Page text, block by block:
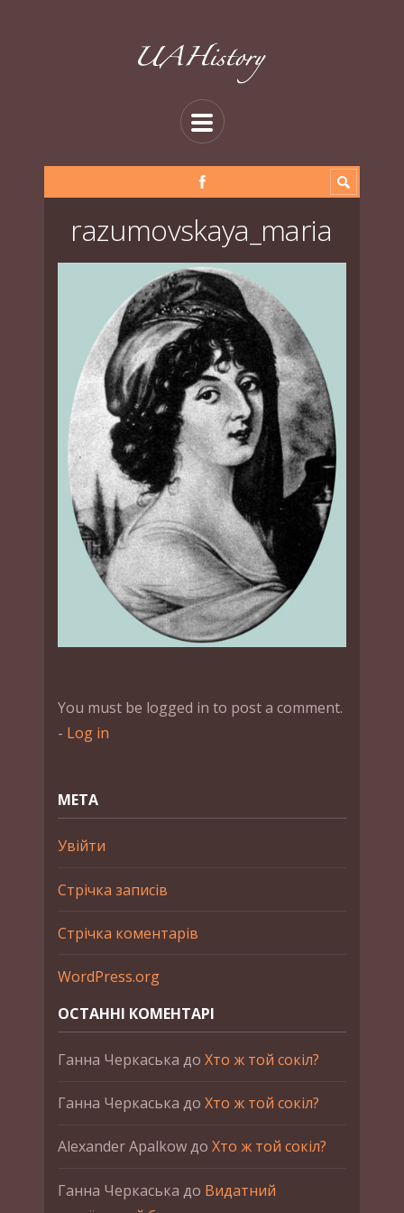
razumovskaya_maria
You must be logged in to post a comment.
- Log in
МЕТА
Увійти
Стрічка записів
Стрічка коментарів
WordPress.org
ОСТАННІ КОМЕНТАРІ
Ганна Черкаська до Хто ж той сокіл?
Ганна Черкаська до Хто ж той сокіл?
Alexander Apalkowдо Хто ж той сокіл?
Ганна Черкаська до Видатний